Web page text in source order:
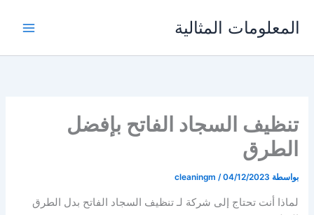
المعلومات المثالية
تنظيف السجاد الفاتح بإفضل
الطرق
بواسطة cleaningm /04/12/2023
لماذا أنت تحتاج إلى شركة لـ تنظيف السجاد الفاتح بدل الطرق